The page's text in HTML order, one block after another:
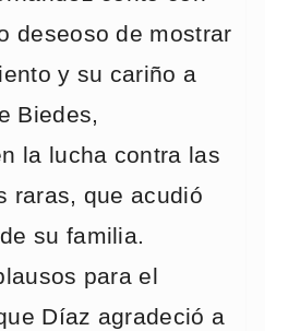
deseoso de mostrar
y su cariño a
Biedes,
la lucha contra las
raras, que acudió
su familia.
para el
Díaz agradeció a